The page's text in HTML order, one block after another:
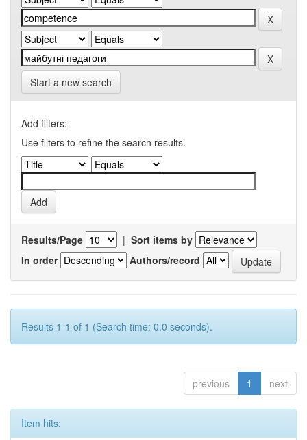
Start a new search
Add filters:
Use filters to refine the search results.
Results/Page | Sort items by
In order
Authors/record
Results 1-1 of 1 (Search time: 0.0 seconds).
previous 1 next
Item hits: